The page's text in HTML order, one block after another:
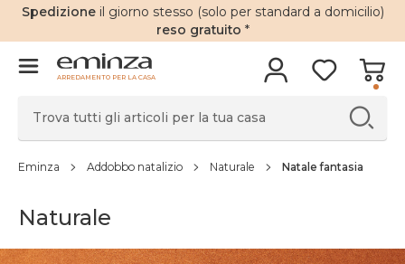
Spedizione il giorno stesso (solo per standard a domicilio)
reso gratuito *
ARREDAMENTO PER LA CASA
Eminza Addobbo natalizio Naturale Natale fantasia
Naturale